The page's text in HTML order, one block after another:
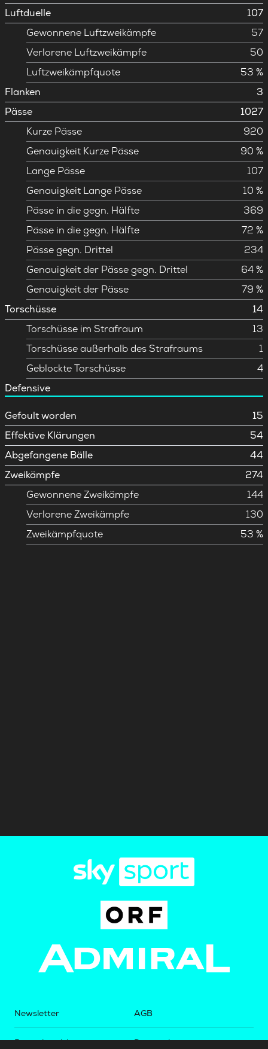
Luftduelle
107
Gewonnene Luftzweikämpfe
57
Verlorene Luftzweikämpfe
50
Luftzweikämpfquote
53 %
Flanken
3
Pässe
1027
Kurze Pässe
920
Genauigkeit Kurze Pässe
90 %
Lange Pässe
107
Genauigkeit Lange Pässe
10 %
Pässe in die gegn. Hälfte
369
Pässe in die gegn. Hälfte
72 %
Pässe gegn. Drittel
234
Genauigkeit der Pässe gegn. Drittel
64 %
Genauigkeit der Pässe
79 %
Torschüsse
14
Torschüsse im Strafraum
13
Torschüsse außerhalb des Strafraums
1
Geblockte Torschüsse
4
Defensive
Gefoult worden
15
Effektive Klärungen
54
Abgefangene Bälle
44
Zweikämpfe
274
Gewonnene Zweikämpfe
144
Verlorene Zweikämpfe
130
Zweikämpfquote
53 %
Newsletter
Pressebereich
AGB
Datenschutz